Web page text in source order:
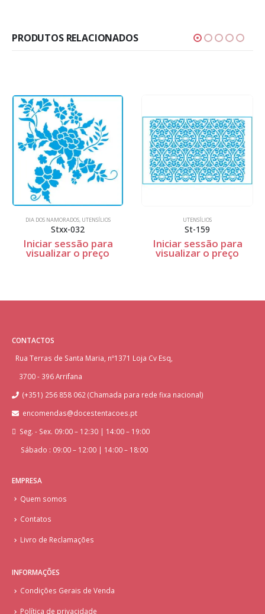
PRODUTOS RELACIONADOS
DIA DOS NAMORADOS, UTENSÍLIOS
Stxx-032
Iniciar sessão para
visualizar o preço
UTENSÍLIOS
St-159
Iniciar sessão para
visualizar o preço
CONTACTOS
Rua Terras de Santa Maria, nº1371 Loja Cv Esq,
3700 - 396 Arrifana
(+351) 256 858 062 (Chamada para rede fixa nacional)
encomendas@docestentacoes.pt
Seg. - Sex. 09:00 – 12:30 | 14:00 – 19:00
Sábado : 09:00 – 12:00 | 14:00 – 18:00
EMPRESA
Quem somos
Contatos
Livro de Reclamações
INFORMAÇÕES
Condições Gerais de Venda
Política de privacidade